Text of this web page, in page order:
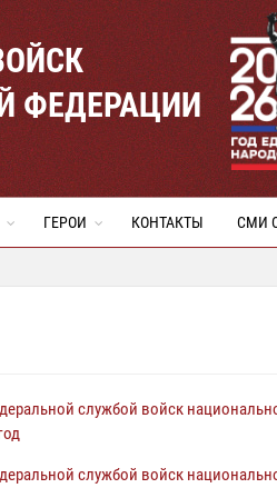
ФЕДЕРАЦИИ
ГЕРОИ КОНТАКТЫ СМИ
службой войск
службой войск